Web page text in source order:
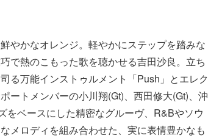
やかなオレンジ。軽やかにステップを踏みな
で熱のこもった歌を聴かせる吉田沙良。立ち
る万能インストゥルメント「Push」とエレク
ートメンバーの小川翔(Gt)、西田修大(Gt)、沖
をベースにした精密なグルーヴ、R&Bやソウ
メロディを組み合わせた、実に表情豊かなも